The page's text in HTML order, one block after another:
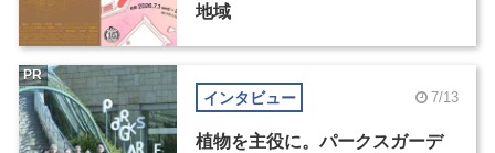
地域
インタビュー 7/13
植物を主役に。パークスガーデ
PR